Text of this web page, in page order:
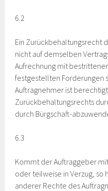
6.2
Ein Zurückbehaltungsrecht
nicht auf demselben
Aufrechnung mit
festgestellten Forderungen
Auftragnehmer ist
Zurückbehaltungsrechts
durch Bürgschaft-
6.3
Kommt der Auftraggeber
oder teilweise in Verzug, so
anderer Rechte des